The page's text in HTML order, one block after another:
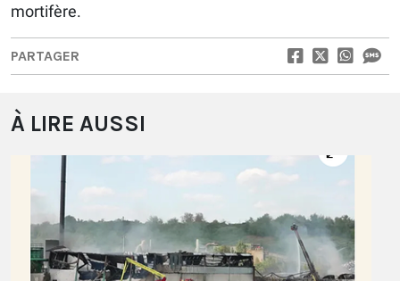
mortifère.
PARTAGER
À LIRE AUSSI